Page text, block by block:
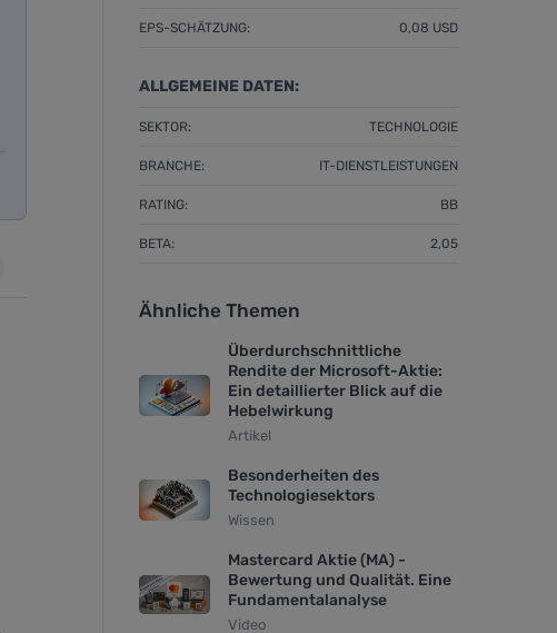
EPS-SCHÄTZUNG: 0,08 USD
ALLGEMEINE DATEN:
SEKTOR: TECHNOLOGIE
BRANCHE: IT-DIENSTLEISTUNGEN
RATING: BB
BETA: 2,05
Ähnliche Themen
Überdurchschnittliche
Rendite der Microsoft-Aktie:
Ein detaillierter Blick auf die
Hebelwirkung
Artikel
Besonderheiten des
Technologiesektors
Wissen
Mastercard Aktie (MA) -
Bewertung und Qualität. Eine
Fundamentalanalyse
Video